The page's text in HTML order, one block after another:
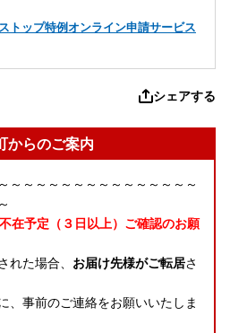
トップ特例オンライン申請サービス
シェアする
からのご案内
～～～～～～～～～～～～～～～
在予定（３日以上）ご確認のお願
れた場合、 お届け先様がご転居さ
、事前のご連絡をお願いいたしま